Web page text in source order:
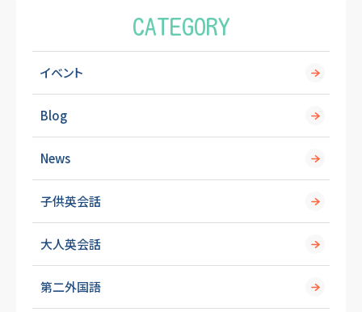
CATEGORY
イベント
Blog
News
子供英会話
大人英会話
第二外国語